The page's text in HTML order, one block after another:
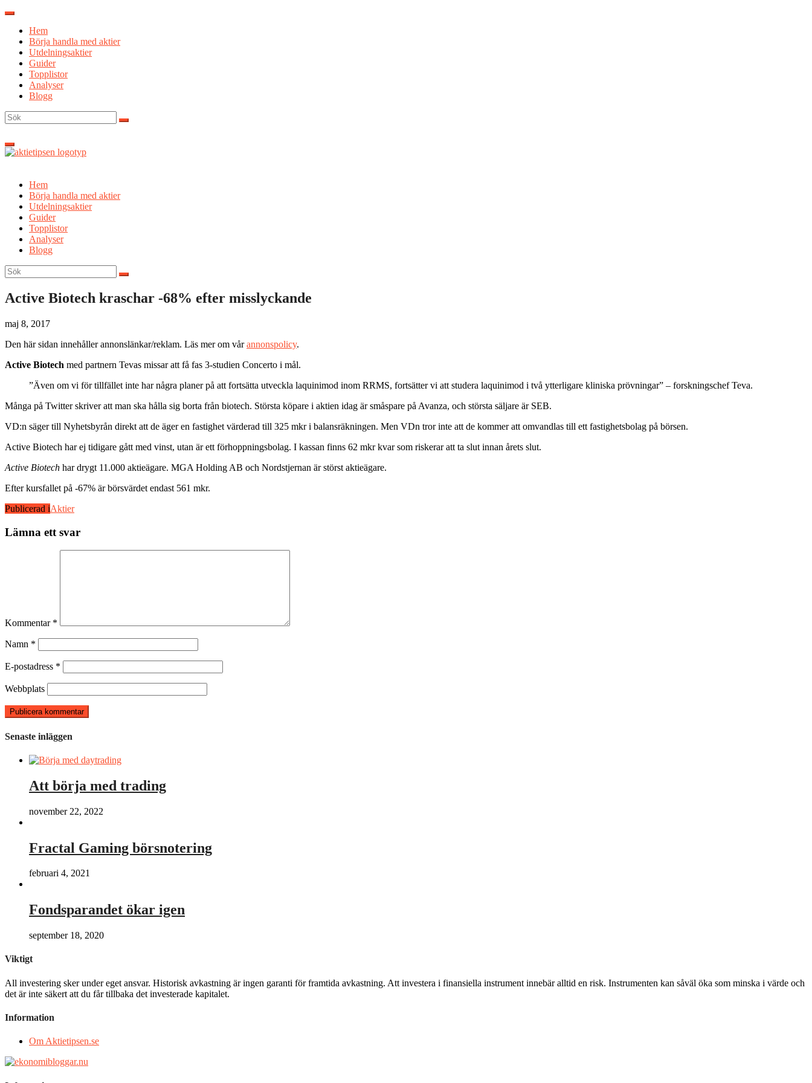
Hoppa
innehållHem
Börja handla med aktier
Utdelningsaktier
Guider
Topplistor
Analyser
Blogg
Sök
efter:
Hem
Börja handla med aktier
Utdelningsaktier
Guider
Topplistor
Analyser
Blogg
Sök
efter:
Active Biotech kraschar -68% efter misslyckande
maj 8, 2017
Den här sidan innehåller annonslänkar/reklam. Läs mer om vårannonspolicy.
Active Biotech med partnern Tevas missar att få fas 3-studien Concerto i mål.
”Även om vi för tillfället inte har några planer på att fortsätta utveckla laquinimod inom RRMS, fortsätter vi att studera laquinimod i två ytterligare kliniska prövningar” – forskningschef Teva.
Många på Twitter skriver att man ska hålla sig borta från biotech. Största köpare i aktien idag är småspare på Avanza, och största säljare är SEB.
VD:n säger till Nyhetsbyrån direkt att de äger en fastighet värderad till 325 mkr i balansräkningen. Men VDn tror inte att de kommer att omvandlas till ett fastighetsbolag på börsen.
Active Biotech har ej tidigare gått med vinst, utan är ett förhoppningsbolag. I kassan finns 62 mkr kvar som riskerar att ta slut innan årets slut.
Active Biotech har drygt 11.000 aktieägare. MGA Holding AB och Nordstjernan är störst aktieägare.
Efter kursfallet på -67% är börsvärdet endast 561 mkr.
Publicerad iAktier
Lämna ett svar
Kommentar *
Namn *
E-postadress *
Webbplats
Senaste inläggen
Att börja med trading
november 22, 2022
Fractal Gaming börsnotering
februari 4, 2021
Fondsparandet ökar igen
september 18, 2020
Viktigt
All investering sker under eget ansvar. Historisk avkastning är ingen garanti för framtida avkastning. Att investera i finansiella instrument innebär alltid en risk. Instrumenten kan såväl öka som minska i värde och
det är inte säkert att du får tillbaka det investerade kapitalet.
Information
Om Aktietipsen.se